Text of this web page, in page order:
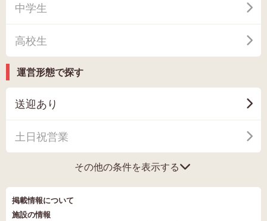
中学生
高校生
運営形態で探す
送迎あり
土日祝営業
その他の条件を表示する
掲載情報について
施設の情報